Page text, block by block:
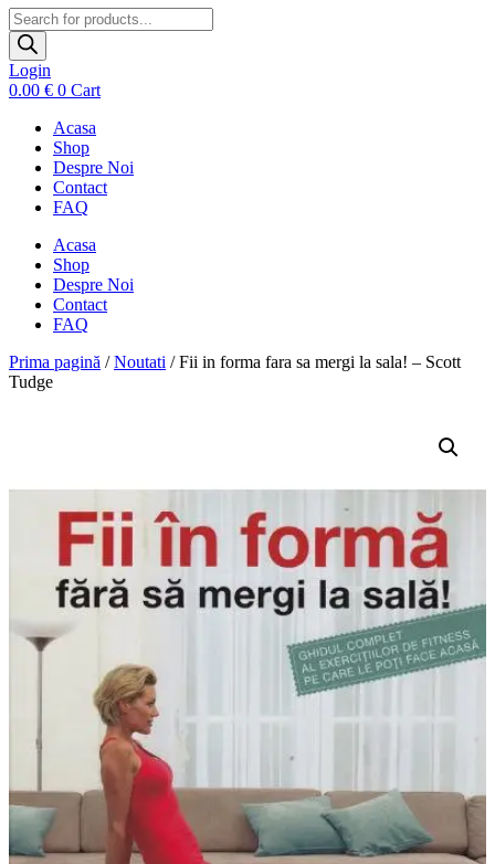
Products
search
Login
0.00 € 0 Cart
Acasa
Shop
Despre Noi
Contact
FAQ
Acasa
Shop
Despre Noi
Contact
FAQ
Prima pagină /Noutati / Fii in forma fara sa mergi la sala! – Scott
Tudge